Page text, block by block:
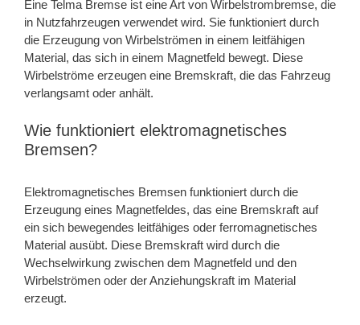
Eine Telma Bremse ist eine Art von Wirbelstrombremse, die
in Nutzfahrzeugen verwendet wird. Sie funktioniert durch
die Erzeugung von Wirbelströmen in einem leitfähigen
Material, das sich in einem Magnetfeld bewegt. Diese
Wirbelströme erzeugen eine Bremskraft, die das Fahrzeug
verlangsamt oder anhält.
Wie funktioniert elektromagnetisches
Bremsen?
Elektromagnetisches Bremsen funktioniert durch die
Erzeugung eines Magnetfeldes, das eine Bremskraft auf
ein sich bewegendes leitfähiges oder ferromagnetisches
Material ausübt. Diese Bremskraft wird durch die
Wechselwirkung zwischen dem Magnetfeld und den
Wirbelströmen oder der Anziehungskraft im Material
erzeugt.